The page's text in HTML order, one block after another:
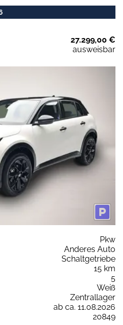
27.299,00 €
ausweisbar
Pkw
Anderes Auto
Schaltgetriebe
15 km
5
Weiß
Zentrallager
ab ca. 11.08.2026
20849